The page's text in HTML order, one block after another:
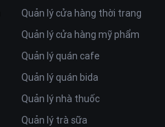
Quản lý cửa hàng thời trang
Quản lý cửa hàng mỹ phẩm
Quản lý quán cafe
Quản lý quán bida
Quản lý nhà thuốc
Quản lý trà sữa